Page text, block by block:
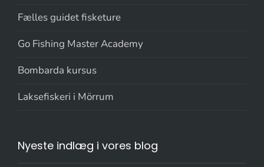
Fælles guidet fisketure
Go Fishing Master Academy
Bombarda kursus
Laksefiskeri i Mörrum
Nyeste indlæg i vores blog